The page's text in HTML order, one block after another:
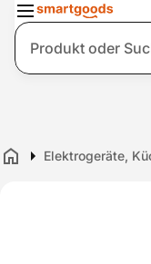
Suche
Home Elektrogeräte,